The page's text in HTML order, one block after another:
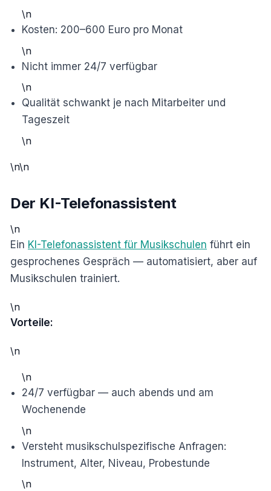
\n
Kosten: 200–600 Euro pro Monat
\n
Nicht immer 24/7 verfügbar
\n
Qualität schwankt je nach Mitarbeiter und
Tageszeit
\n
\n\n
Der KI-Telefonassistent
\n
Ein KI-Telefonassistent für Musikschulen führt ein
gesprochenes Gespräch — automatisiert, aber auf
Musikschulen trainiert.
\n
Vorteile:
\n
\n
24/7 verfügbar — auch abends und am
Wochenende
\n
Versteht musikschulspezifische Anfragen:
Instrument, Alter, Niveau, Probestunde
\n